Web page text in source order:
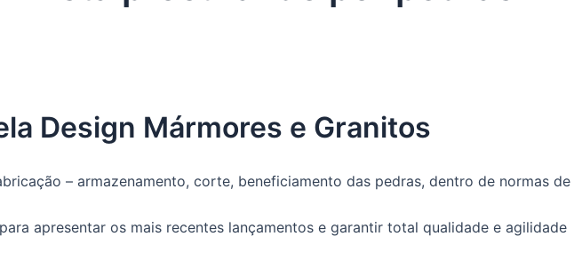
Design Mármores e Granitos
– armazenamento, corte, beneficiamento das pedras, dentro de normas de
apresentar os mais recentes lançamentos e garantir total qualidade e agilidade